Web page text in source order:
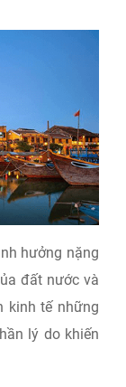
hưởng nặng
đất nước và
kinh tế những
lý do khiến